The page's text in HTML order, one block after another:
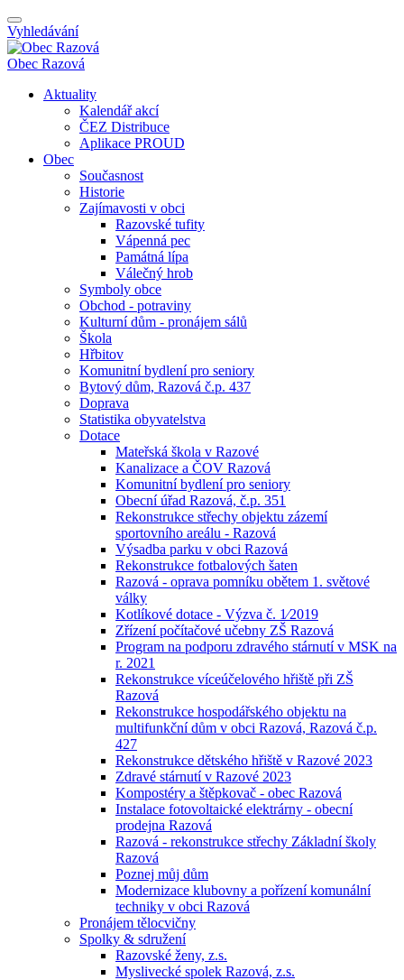
Vyhledávání
Obec Razová
Aktuality
Kalendář akcí
ČEZ Distribuce
Aplikace PROUD
Obec
Současnost
Historie
Zajímavosti v obci
Razovské tufity
Vápenná pec
Památná lípa
Válečný hrob
Symboly obce
Obchod - potraviny
Kulturní dům - pronájem sálů
Škola
Hřbitov
Komunitní bydlení pro seniory
Bytový dům, Razová č.p. 437
Doprava
Statistika obyvatelstva
Dotace
Mateřská škola v Razové
Kanalizace a ČOV Razová
Komunitní bydlení pro seniory
Obecní úřad Razová, č.p. 351
Rekonstrukce střechy objektu zázemí
sportovního areálu - Razová
Výsadba parku v obci Razová
Rekonstrukce fotbalových šaten
Razová - oprava pomníku obětem 1. světové
války
Kotlíkové dotace - Výzva č. 1⁄2019
Zřízení počítačové učebny ZŠ Razová
Program na podporu zdravého stárnutí v MSK na
r. 2021
Rekonstrukce víceúčelového hřiště při ZŠ
Razová
Rekonstrukce hospodářského objektu na
multifunkční dům v obci Razová, Razová č.p.
427
Rekonstrukce dětského hřiště v Razové 2023
Zdravé stárnutí v Razové 2023
Kompostéry a štěpkovač - obec Razová
Instalace fotovoltaické elektrárny - obecní
prodejna Razová
Razová - rekonstrukce střechy Základní školy
Razová
Poznej můj dům
Modernizace klubovny a pořízení komunální
techniky v obci Razová
Pronájem tělocvičny
Spolky & sdružení
Razovské ženy, z.s.
Myslivecké spolek Razová, z.s.